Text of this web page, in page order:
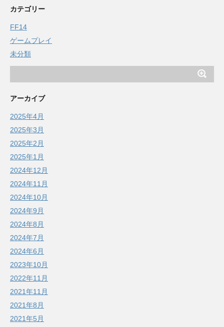
カテゴリー
FF14
ゲームプレイ
未分類
アーカイブ
2025年4月
2025年3月
2025年2月
2025年1月
2024年12月
2024年11月
2024年10月
2024年9月
2024年8月
2024年7月
2024年6月
2023年10月
2022年11月
2021年11月
2021年8月
2021年5月